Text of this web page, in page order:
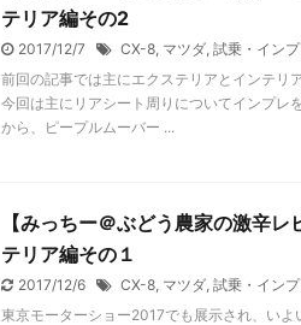
テリア編その2
2017/12/7 CX-8, マツダ, 試乗・イン
前回の記事では主にエクステリアとインテリ
今回は主にリアシート周りについてインプレ
から、ピープルムーバー ...
【みっちー＠ぶどう農家の激辛
テリア編その１
2017/12/6 CX-8, マツダ, 試乗・イン
東京モーターショー2017でも展示され、い